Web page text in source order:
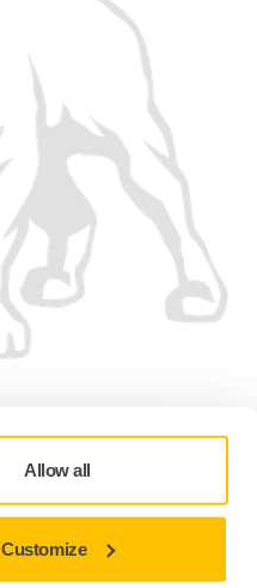
Allow all
Customize